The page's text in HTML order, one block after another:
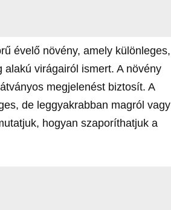
évelő növény, amely különleges,
virágairól ismert. A növény
megjelenést biztosít. A
de leggyakrabban magról vagy
hogyan szaporíthatjuk a